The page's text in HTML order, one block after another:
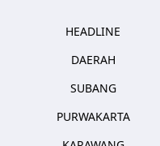
HEADLINE
DAERAH
SUBANG
PURWAKARTA